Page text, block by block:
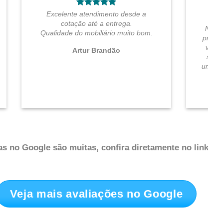
Excelente atendimento desde a
cotação até a entrega.
Qualidade do mobiliário muito bom.
Artur Brandão
no Google são muitas, confira diretamente no
Veja mais avaliações no Google